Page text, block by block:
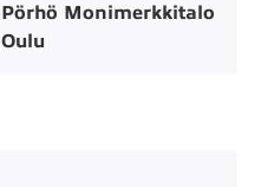
Pörhö Monimerkkitalo
Oulu